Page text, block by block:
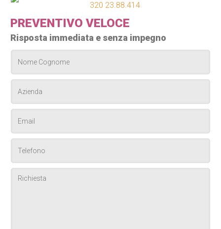
320 23.88.414
PREVENTIVO VELOCE
Risposta immediata e senza impegno